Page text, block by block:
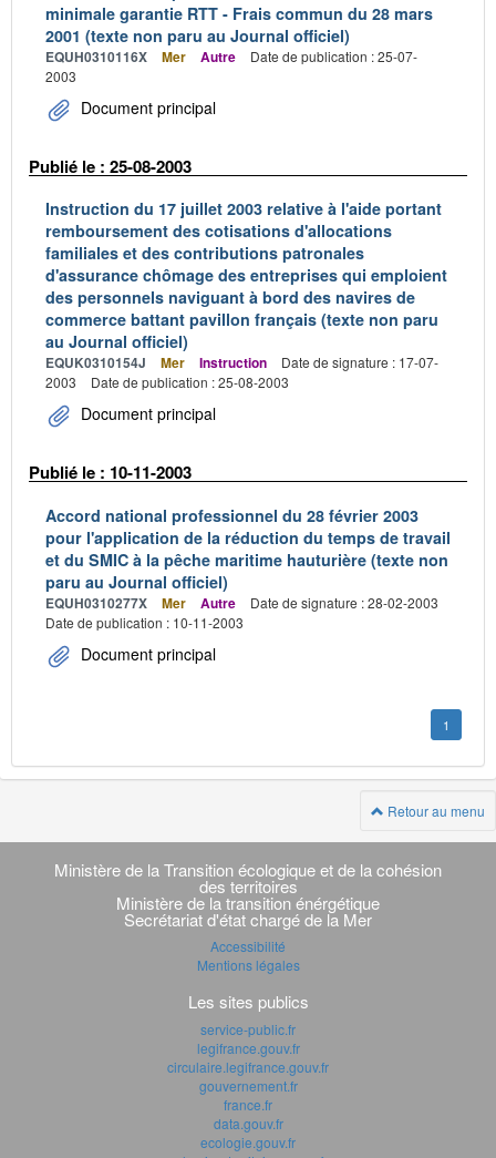
minimale garantie RTT - Frais commun du 28 mars
2001 (texte non paru au Journal officiel)
EQUH0310116X Mer Autre
Date de publication : 25-07-
2003
Document principal
Publié le : 25-08-2003
Instruction du 17 juillet 2003 relative à l'aide portant
remboursement des cotisations d'allocations
familiales et des contributions patronales
d'assurance chômage des entreprises qui emploient
des personnels naviguant à bord des navires de
commerce battant pavillon français (texte non paru
au Journal officiel)
EQUK0310154J Mer Instruction
Date de signature : 17-07-
2003
Date de publication : 25-08-2003
Document principal
Publié le : 10-11-2003
Accord national professionnel du 28 février 2003
pour l'application de la réduction du temps de travail
et du SMIC à la pêche maritime hauturière (texte non
paru au Journal officiel)
EQUH0310277X Mer Autre
Date de signature : 28-02-2003
Date de publication : 10-11-2003
Document principal
1
Retour au menu
Navigation
transverse
Ministère de la Transition écologique et de la cohésion
des territoires
Ministère de la transition énérgétique
Secrétariat d'état chargé de la Mer
Accessibilité
Mentions légales
Les sites publics
service-public.fr
legifrance.gouv.fr
circulaire.legifrance.gouv.fr
gouvernement.fr
france.fr
data.gouv.fr
ecologie.gouv.fr